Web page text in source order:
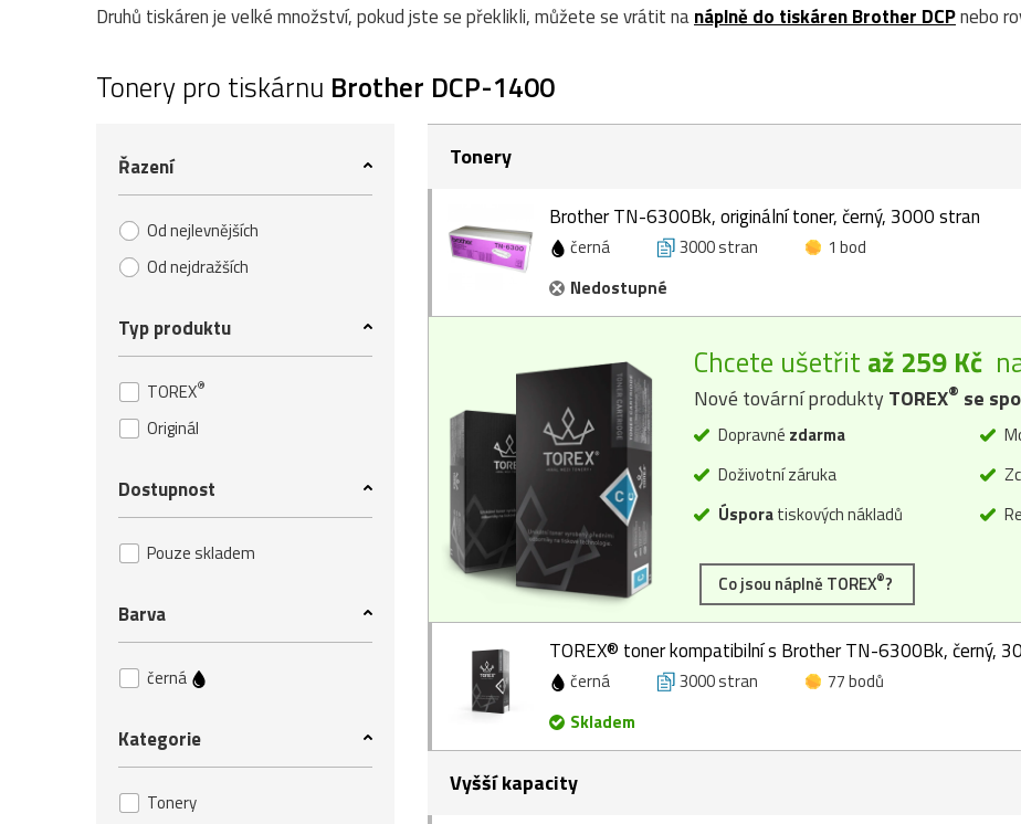
Druhů tiskáren je velké množství, pokud jste se překlikli, můžete se vrátit nanáplně do tiskáren Brother DCPnebo
Tonery pro tiskárnu Brother DCP-1400
Řazení
Od nejlevnějších
Od nejdražších
Typ produktu
TOREX®
Originál
Dostupnost
Pouze skladem
Barva
černá
Kategorie
Tonery
Tonery
Brother TN-6300Bk, originální toner, černý, 3000 stran
černá 3000 stran
1 bod
Nedostupné
Chcete ušetřit až 259 Kč
Nové tovární produktyTOREX® se
Dopravné zdarma
Doživotní záruka
Úsporatiskových nákladů
Co jsou náplně TOREX®?
TOREX® toner kompatibilní s Brother TN-6300Bk, černý,
černá 3000 stran
77 bodů
Skladem
Vyšší kapacity